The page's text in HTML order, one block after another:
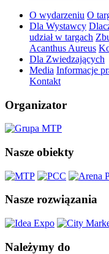
O wydarzeniu O
Dla Wystawcy
udział w targach
Acanthus Aureus
Dla Zwiedzających
Media Informacje
Kontakt
Organizator
Nasze obiekty
Nasze rozwiązania
Należymy do